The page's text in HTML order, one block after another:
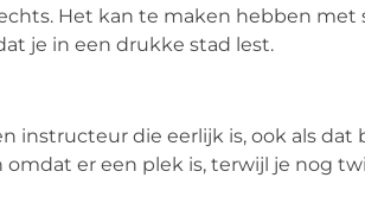
Het kan te maken hebben met
je in een drukke stad lest.
instructeur die eerlijk is, ook als
omdat er een plek is, terwijl je nog